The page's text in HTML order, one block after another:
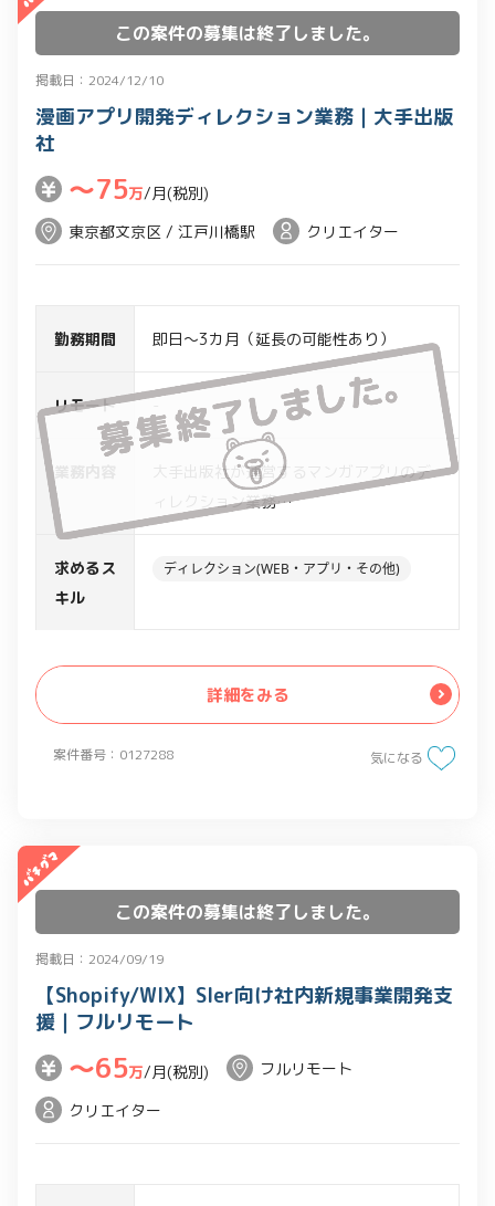
の要素、コンソールやネットワークを確
認し、
施策やタグの発火が正常に稼働してい
るかエラーが生じているかなどの確認を
この案件の募集は終了しました。
掲載日：2024/12/10
案件番号：0127288
漫画アプリ開発ディレクション業務｜大手出版
社
〜75万/月(税別)
東京都文京区 / 江戸川橋駅
クリエイター
勤務期間 即日～3カ月（延長の可能性あり）
リモート -
大手出版社が運営するマンガアプリのデ
ィレクション業務
※アプリ開発そのものは別のアプリ開発
会社が行っている
求めるス
キル
ディレクション(WEB・アプリ・その他)
詳細をみる
気になる
この案件の募集は終了しました。
掲載日：2024/09/19
【Shopify/WIX】SIer向け社内新規事業開発支
援｜フルリモート
〜65万/月(税別)
フルリモート
クリエイター